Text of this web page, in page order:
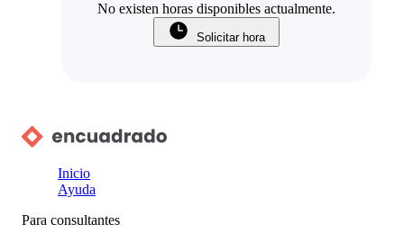
No existen horas disponibles actualmente.
Solicitar hora
Inicio
Ayuda
Para consultantes